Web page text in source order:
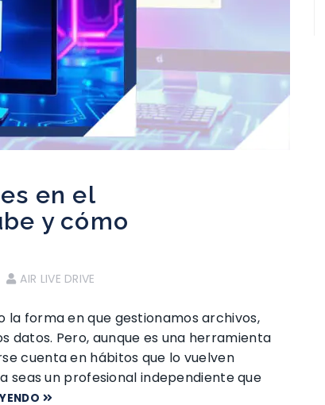
en el
y cómo
AIR LIVE DRIVE
la forma en que gestionamos archivos,
Pero, aunque es una herramienta
cuenta en hábitos que lo vuelven
seas un profesional independiente que